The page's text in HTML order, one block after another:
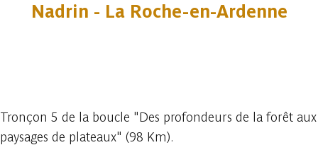
Nadrin - La Roche-en-Ardenne
Tronçon 5 de la boucle "Des profondeurs de la forêt aux
paysages de plateaux" (98 Km).